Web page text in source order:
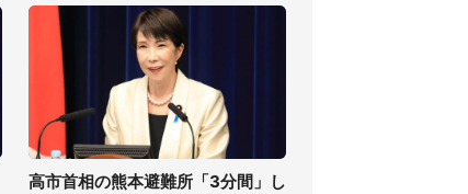
高市首相の熊本避難所「3分間」し